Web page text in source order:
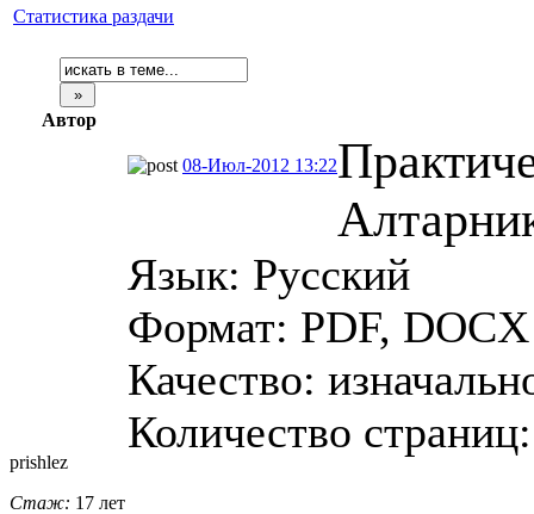
Статистика раздачи
Автор
prishlez
Стаж: 17 лет
08-Июл-2012 13:22
Язык: Русский
Формат: PDF, DOCX
Качество:
Количество